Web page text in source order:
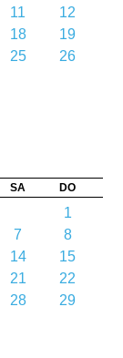
11
12
18
19
25
26
SA DO
1
7
8
14
15
21
22
28
29